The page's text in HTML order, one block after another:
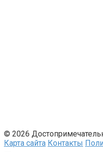
© 2026
Карта сайта Контакты